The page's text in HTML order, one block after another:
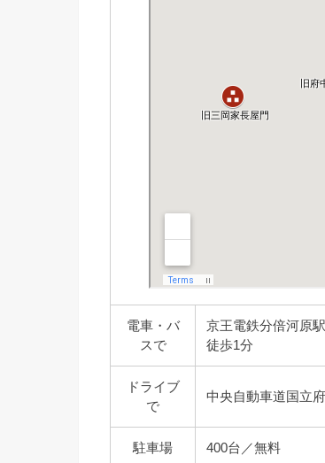
電車・バ
スで
京王電鉄分倍河原
徒歩1分
ドライブ
で
中央自動車道国立
駐車場 400台／無料